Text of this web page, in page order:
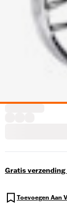
Gratis verzending
Toevoegen Aan